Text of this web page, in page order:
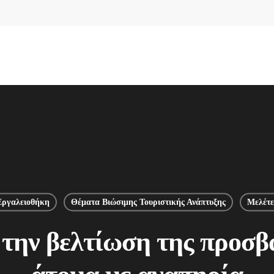
Θέματα Βιώσιμης Τουριστικής Ανάπτυξης
βελτίωση της